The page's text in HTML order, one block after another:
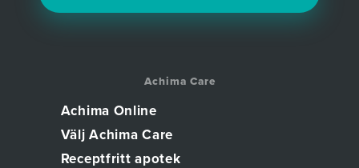
Achima Care
Achima Online
Välj Achima Care
Receptfritt apotek